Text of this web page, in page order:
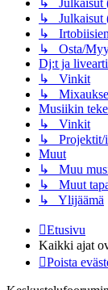
↳ Julkaisut
↳ Julkaisut
↳ Irtobiisien
↳ Osta/
Dj:t ja
↳ Vinkit
↳
Musiikin
↳ Vinkit
↳ Projektit/
Muut
↳ Muu
↳ Muut
↳ Ylijäämä
Etusivu
Kaikki ajat
Poista